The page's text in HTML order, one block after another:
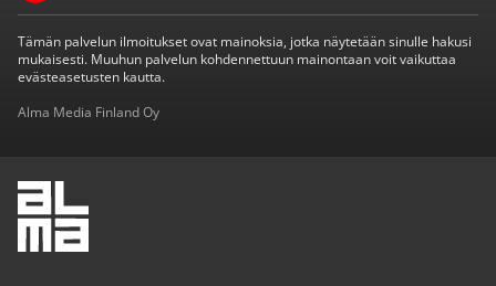
Tämän palvelun ilmoitukset ovat mainoksia, jotka näytetään sinulle hakusi
mukaisesti. Muuhun palvelun kohdennettuun mainontaan voit vaikuttaa
evästeasetusten kautta.
Alma Media Finland Oy